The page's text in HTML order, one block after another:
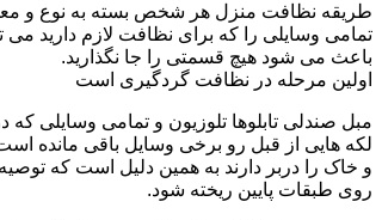
طریقه نظافت منزل هر شخص بسته به نوع و
تمامی وسایلی را که برای نظافت لازم دارید می
باعث می شود هیچ قسمتی را جا نگذارید.
اولین مرحله در نظافت گردگیری است
مبل صندلی تابلوها تلوزیون و تمامی وسایلی
لکه هایی از قبل رو برخی وسایل باقی مانده
و خاک را دربر دارند به همین دلیل است که
روی طبقات پایین ریخته شود.